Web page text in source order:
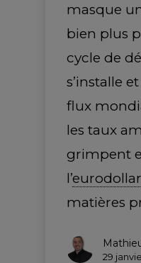
masque
bien plus
cycle de
s’installe
flux
les taux
grimpent
l’eurodollar
matières
29